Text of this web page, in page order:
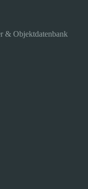
& Objektdatenbank